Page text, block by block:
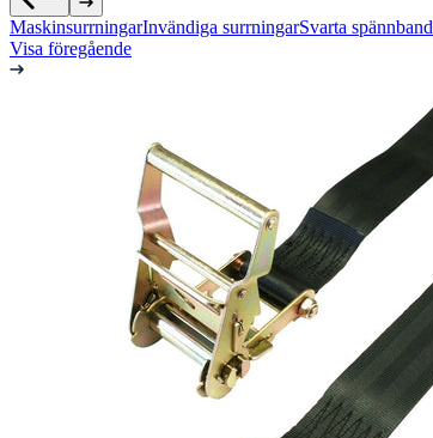
MaskinsurrningarInvändiga surrningarSvarta spännband
Visa föregående